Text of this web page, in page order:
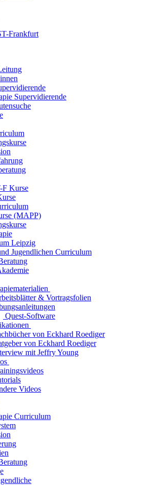
Supervidierende
F Kurse
(MAPP)
Leipzig
Jugendlichen Curriculum
& Vortragsfolien
Quest-Software
von Eckhard Roediger
von Eckhard Roediger
mit Jeffry Young
Videos
Curriculum